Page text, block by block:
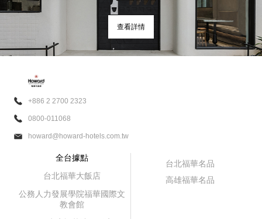
查看詳情
+886 2 2700 2323
0800-011068
howard@howard-hotels.com.tw
全台據點
台北福華大飯店
公務人力發展學院福華國際文
教會館
台北福華名品
高雄福華名品